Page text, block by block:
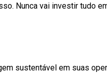
Nunca vai investir tudo
sustentável em suas